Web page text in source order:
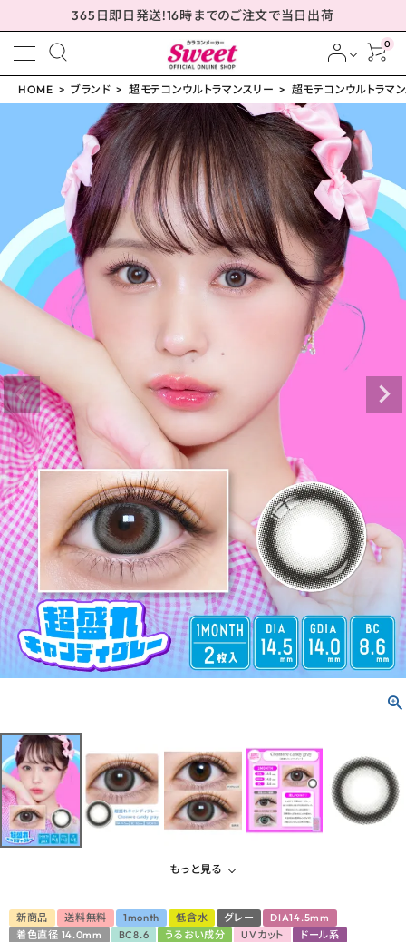
365日即日発送!16時までのご注文で当日出荷
0
meeting_room ログイン person 会員登録
超モテコンウルトラマン
スリー 超盛れキャンデ
ィグレー 14.5mm
¥1,650
配送方法について
発送について
お支払い方法について
お買い物ガイド
お問い合わせ
よくあるご質問
HOME ブランド 超モテコンウルトラマンスリー 超モテコンウルトラマ
もっと見る
新商品 送料無料 1month 低含水 グレー
DIA14.5mm
着色直径 14.0mm
BC8.6 うるおい成分 UVカット ドール系